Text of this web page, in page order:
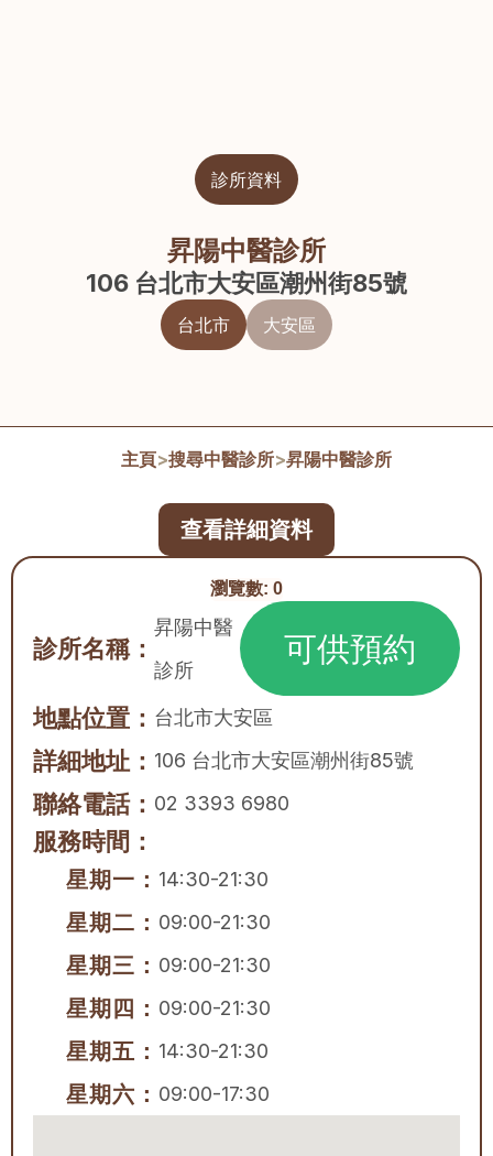
診所資料
昇陽中醫診所
106 台北市大安區潮州街85號
台北市 大安區
主頁>搜尋中醫診所>昇陽中醫診所
瀏覽數: 0
診所名稱：
昇陽中醫
診所
可供預約
地點位置： 台北市大安區
詳細地址： 106 台北市大安區潮州街85號
聯絡電話： 02 3393 6980
服務時間：
星期一： 14:30-21:30
星期二： 09:00-21:30
星期三： 09:00-21:30
星期四： 09:00-21:30
星期五： 14:30-21:30
星期六： 09:00-17:30
查看詳細資料